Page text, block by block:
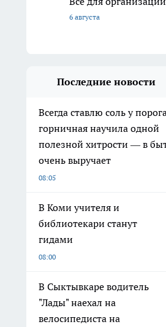
6 августа
Последние новости
Всегда ставлю соль у
горничная научила одной
полезной хитрости — в
очень выручает
08:05
В Коми учителя и
библиотекари станут
гидами
08:00
В Сыктывкаре водитель
"Лады" наехал на
велосипедиста на